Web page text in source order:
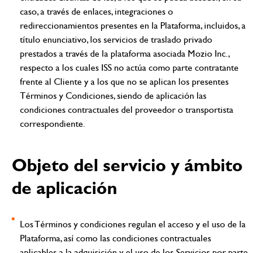
caso, a través de enlaces, integraciones o
redireccionamientos presentes en la Plataforma, incluidos, a
título enunciativo, los servicios de traslado privado
prestados a través de la plataforma asociada Mozio Inc.,
respecto a los cuales ISS no actúa como parte contratante
frente al Cliente y a los que no se aplican los presentes
Términos y Condiciones, siendo de aplicación las
condiciones contractuales del proveedor o transportista
correspondiente.
Objeto del servicio y ámbito
de aplicación
Los Términos y condiciones regulan el acceso y el uso de la
Plataforma, así como las condiciones contractuales